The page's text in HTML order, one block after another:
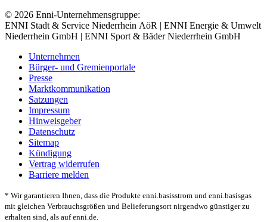
© 2026 Enni-Unternehmensgruppe:
ENNI Stadt & Service Niederrhein AöR | ENNI Energie & Umwelt
Niederrhein GmbH | ENNI Sport & Bäder Niederrhein GmbH
Unternehmen
Bürger- und Gremienportale
Presse
Marktkommunikation
Satzungen
Impressum
Hinweisgeber
Datenschutz
Sitemap
Kündigung
Vertrag widerrufen
Barriere melden
* Wir garantieren Ihnen, dass die Produkte enni.basisstrom und enni.basisgas
mit gleichen Verbrauchsgrößen und Belieferungsort nirgendwo günstiger zu
erhalten sind, als auf enni.de.